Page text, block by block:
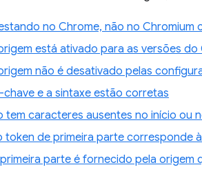
no Chrome, não no Chromium
está ativado para as versões do
não é desativado pelas
chave e a sintaxe estão corretas
tem caracteres ausentes no início ou
token de primeira parte corresponde
parte é fornecido pela origem